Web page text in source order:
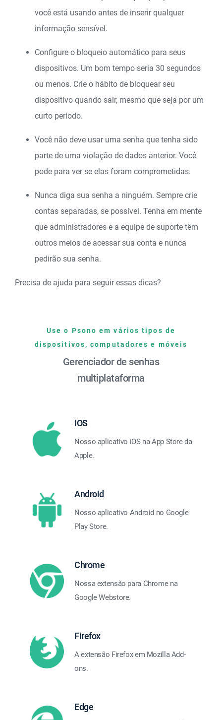
você está usando antes de inserir qualquer
informação sensível.
Configure o bloqueio automático para seus
dispositivos. Um bom tempo seria 30 segundos
ou menos. Crie o hábito de bloquear seu
dispositivo quando sair, mesmo que seja por um
curto período.
Você não deve usar uma senha que tenha sido
parte de uma violação de dados anterior. Você
pode para ver se elas foram comprometidas.
Nunca diga sua senha a ninguém. Sempre crie
contas separadas, se possível. Tenha em mente
que administradores e a equipe de suporte têm
outros meios de acessar sua conta e nunca
pedirão sua senha.
Precisa de ajuda para seguir essas dicas?
Use o Psono em vários tipos de
dispositivos, computadores e móveis
Gerenciador de senhas
multiplataforma
iOS
Nosso aplicativo iOS na App Store da
Apple.
Android
Nosso aplicativo Android no Google
Play Store.
Chrome
Nossa extensão para Chrome na
Google Webstore.
Firefox
A extensão Firefox em Mozilla Add-
ons.
Edge